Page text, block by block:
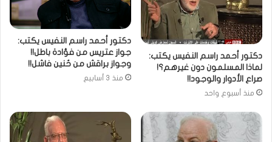
دكتور أحمد راسم النفيس يكتب:
لماذا المسلمون دون غيرهم؟!
صراع الأدوار والوجود!!
منذ أسبوع واحد
دكتور أحمد راسم النفيس يكتب:
جواز عتريس من فؤادة باطل!!
وجواز براقش من حُنين فاشل!!
منذ 3 أسابيع